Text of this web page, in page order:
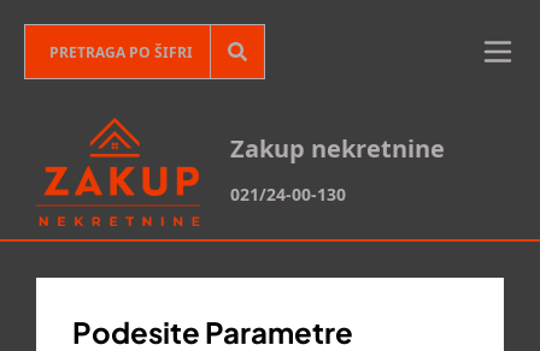
Zakup nekretnine
021/24-00-130
Podesite Parametre